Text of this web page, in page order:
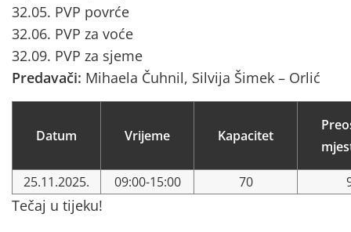
32.05. PVP povrće
32.06. PVP za voće
32.09. PVP za sjeme
Predavači: Mihaela Čuhnil, Silvija Šimek – Orlić
Datum Vrijeme Kapacitet
25.11.2025. 09:00-15:00 70
Tečaj u tijeku!